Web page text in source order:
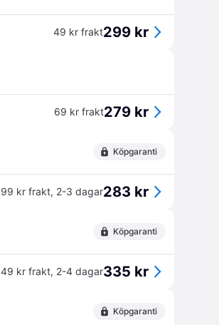
49 kr frakt299 kr
69 kr frakt279 kr
Köpgaranti
99 kr frakt, 2-3 dagar283 kr
Köpgaranti
49 kr frakt, 2-4 dagar335 kr
Köpgaranti